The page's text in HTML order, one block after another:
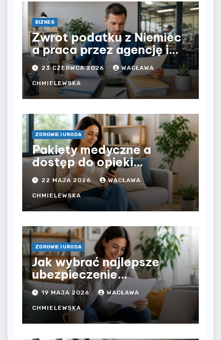
BIZNES
Zwrot podatku z Niemiec
a praca przez agencję i
bezpośrednio u
pracodawcy – jak
rozliczyć oba źródła
dochodu?
23 CZERWCA 2026 WACŁAWA
CHMIELEWSKA
ZDROWIE I URODA
Pakiety medyczne a
dostęp do opieki
zdrowotnej bez
ograniczeń czasowych –
czy prywatna opieka daje
większą swobodę?
22 MAJA 2026 WACŁAWA
CHMIELEWSKA
ZDROWIE I URODA
Jak wybrać najlepsze
ubezpieczenie
komunikacyjne i uniknąć
kosztownych błędów?
19 MAJA 2026 WACŁAWA
CHMIELEWSKA